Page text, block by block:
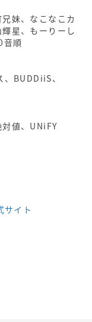
妹、なこなこカ
星、もーりーし
順
BUDDiiS、
対値、UNiFY
サイト